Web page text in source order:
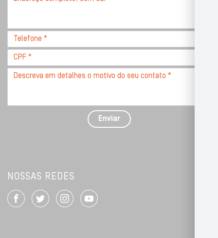
CEP
Telefone
*
CPF
*
Descreva
com
Enviar
NOSSAS REDES